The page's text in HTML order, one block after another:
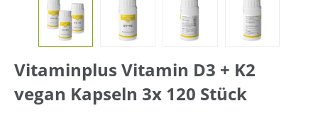
Vitaminplus Vitamin D3 + K2
vegan Kapseln 3x 120 Stück